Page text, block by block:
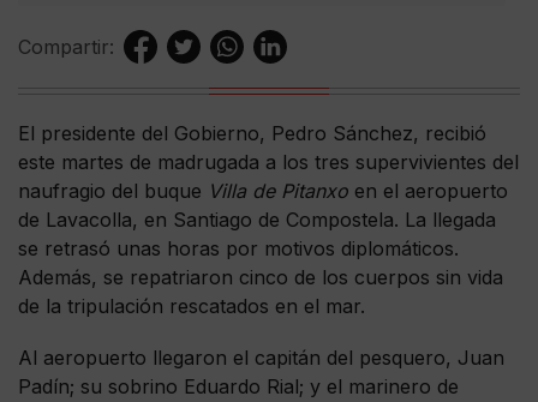
Compartir:
El presidente del Gobierno, Pedro Sánchez, recibió
este martes de madrugada a los tres supervivientes del
naufragio del buque Villa de Pitanxo en el aeropuerto
de Lavacolla, en Santiago de Compostela. La llegada
se retrasó unas horas por motivos diplomáticos.
Además, se repatriaron cinco de los cuerpos sin vida
de la tripulación rescatados en el mar.
Al aeropuerto llegaron el capitán del pesquero, Juan
Padín; su sobrino Eduardo Rial; y el marinero de